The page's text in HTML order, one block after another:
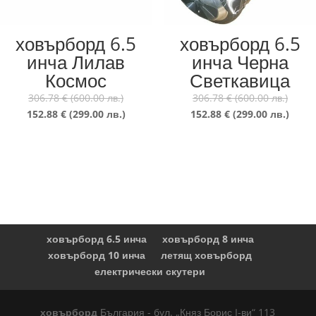
ховърборд 6.5
инча Лилав
Космос
306.78€ (600.00 лв.)Original
price
152.88 € (299.00 лв.)Текущата
ховърборд 6.5
инча Черна
Светкавица
306.78€ (600.00 лв.)
price
152.88€ (299.00 лв.)
ховърборд 6.5 инча
ховърборд 8 инча
ховърборд 10 инча
летящ ховърборд
електрически скутери
ховърборд България - бул. „Княз Борис I-ви“ 113